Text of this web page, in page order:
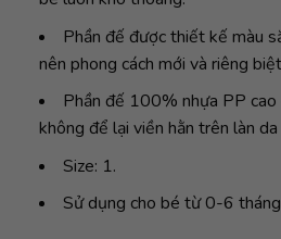
Phần đế được thiết kế màu
nên phong cách mới và riêng
Phần đế 100% nhựa PP cao
không để lại viền hằn trên làn
Size: 1.
Sử dụng cho bé từ 0-6